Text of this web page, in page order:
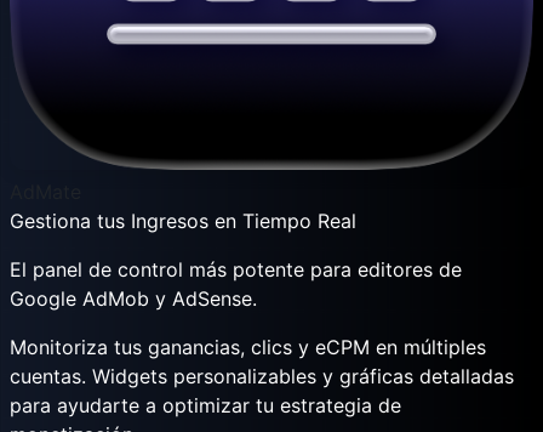
Gestiona tus Ingresos en Tiempo Real
El panel de control más potente para editores de
Google AdMob y AdSense.
Monitoriza tus ganancias, clics y eCPM en múltiples
cuentas. Widgets personalizables y gráficas detalladas
para ayudarte a optimizar tu estrategia de